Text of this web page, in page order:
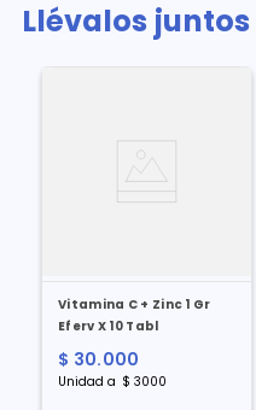
Llévalos juntos
Vitamina C + Zinc 1 Gr
Eferv X 10 Tabl
$ 30.000
Unidad a $ 3000